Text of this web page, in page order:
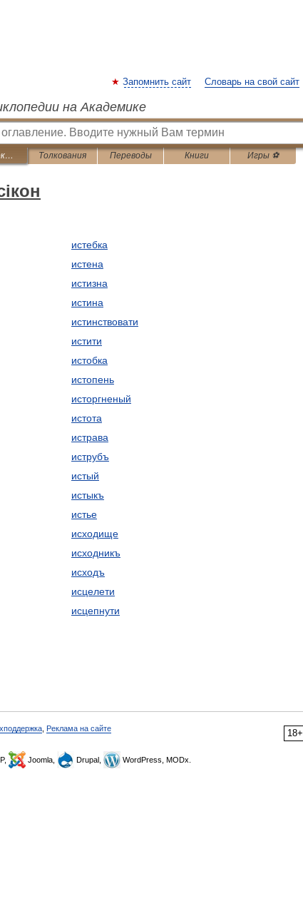
Запомнить сайт Словарь на свой сайт
на Академике
Старабеларускі лексікон Толкования Переводы Книги Игры ⚽
истебка
истена
истизна
истина
истинствовати
истити
истобка
истопень
исторгненый
истота
истрава
иструбъ
истый
истыкъ
истье
исходище
исходникъ
исходъ
исцелети
исцепнути
18+
Реклама на сайте
Joomla, Drupal, WordPress, MODx.